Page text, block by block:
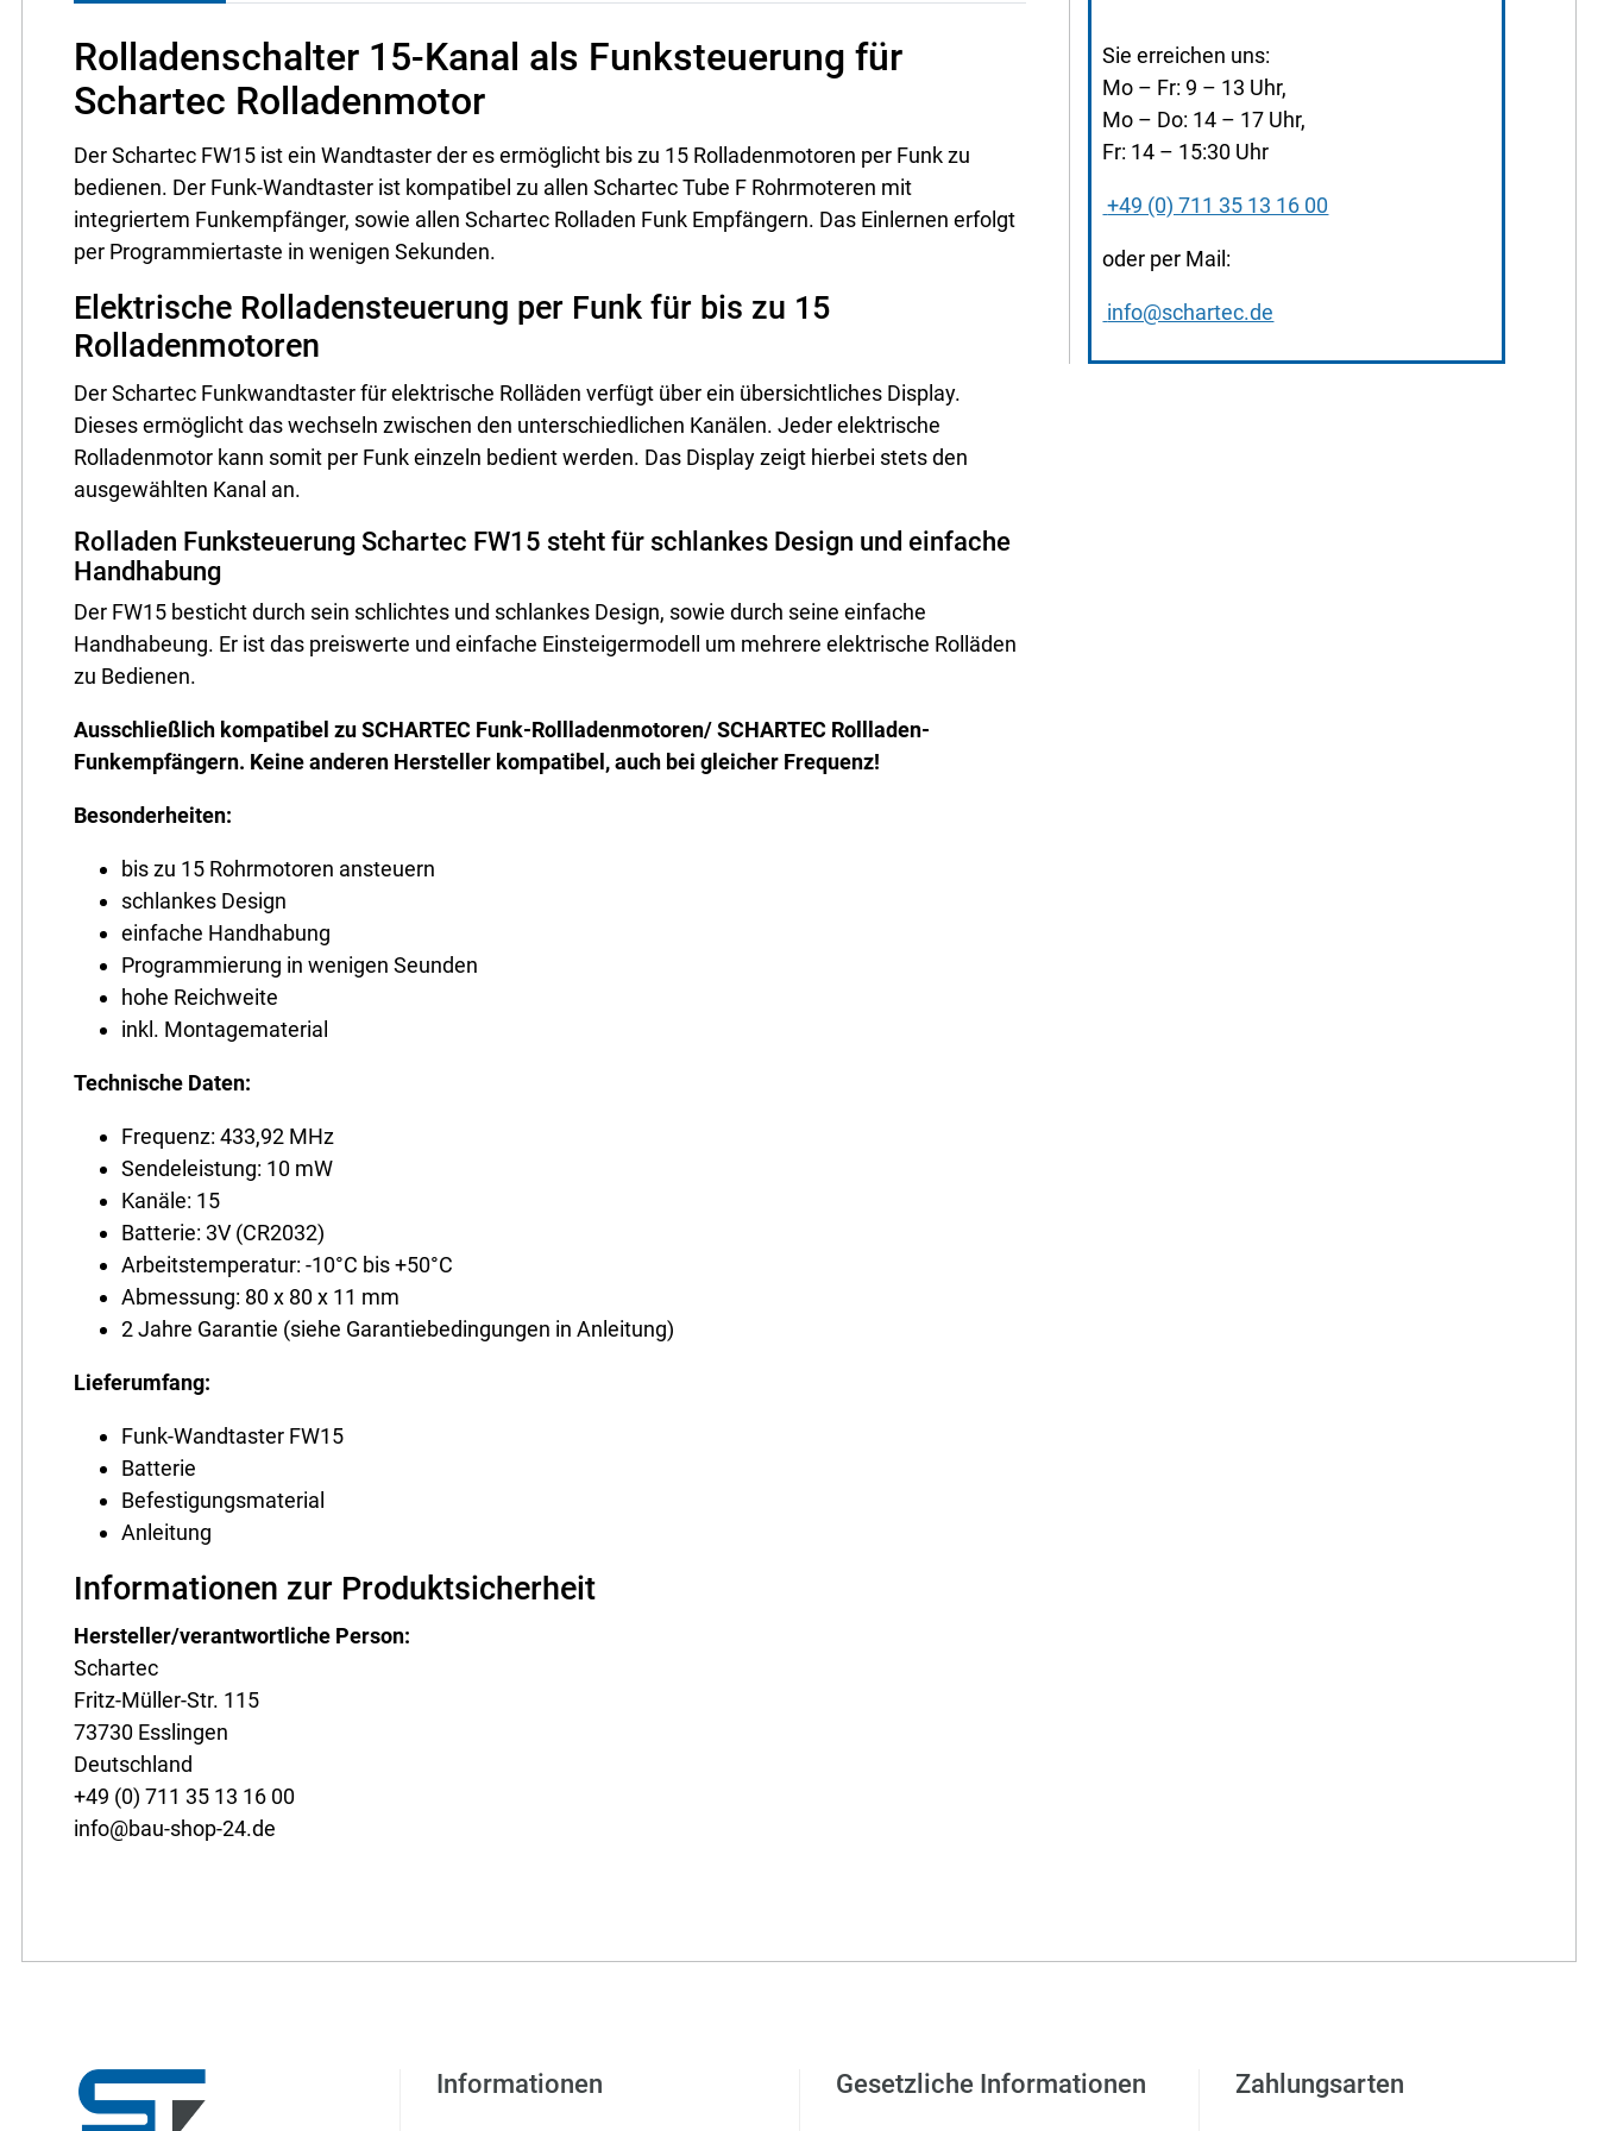
Rolladenschalter 15-Kanal als Funksteuerung für
Schartec Rolladenmotor
Der Schartec FW15 ist ein Wandtaster der es ermöglicht bis zu 15 Rolladenmotoren per Funk zu
bedienen. Der Funk-Wandtaster ist kompatibel zu allen Schartec Tube F Rohrmoteren mit
integriertem Funkempfänger, sowie allen Schartec Rolladen Funk Empfängern. Das Einlernen erfolgt
per Programmiertaste in wenigen Sekunden.
Elektrische Rolladensteuerung per Funk für bis zu 15
Rolladenmotoren
Der Schartec Funkwandtaster für elektrische Rolläden verfügt über ein übersichtliches Display.
Dieses ermöglicht das wechseln zwischen den unterschiedlichen Kanälen. Jeder elektrische
Rolladenmotor kann somit per Funk einzeln bedient werden. Das Display zeigt hierbei stets den
ausgewählten Kanal an.
Rolladen Funksteuerung Schartec FW15 steht für schlankes Design und einfache
Handhabung
Der FW15 besticht durch sein schlichtes und schlankes Design, sowie durch seine einfache
Handhabeung. Er ist das preiswerte und einfache Einsteigermodell um mehrere elektrische Rolläden
zu Bedienen.
Ausschließlich kompatibel zu SCHARTEC Funk-Rollladenmotoren/ SCHARTEC Rollladen-
Funkempfängern. Keine anderen Hersteller kompatibel, auch bei gleicher Frequenz!
Besonderheiten:
bis zu 15 Rohrmotoren ansteuern
schlankes Design
einfache Handhabung
Programmierung in wenigen Seunden
hohe Reichweite
inkl. Montagematerial
Technische Daten:
Frequenz: 433,92 MHz
Sendeleistung: 10 mW
Kanäle: 15
Batterie: 3V (CR2032)
Arbeitstemperatur: -10°C bis +50°C
Abmessung: 80 x 80 x 11 mm
2 Jahre Garantie (siehe Garantiebedingungen in Anleitung)
Lieferumfang:
Funk-Wandtaster FW15
Batterie
Befestigungsmaterial
Anleitung
Informationen zur Produktsicherheit
Hersteller/verantwortliche Person:
Schartec
Fritz-Müller-Str. 115
73730 Esslingen
Deutschland
+49 (0) 711 35 13 16 00
info@bau-shop-24.de
Sie erreichen uns:
Mo – Fr: 9 – 13 Uhr,
Mo – Do: 14 – 17 Uhr,
Fr: 14 – 15:30 Uhr
+49 (0) 711 35 13 16 00
oder per Mail:
info@schartec.de
Informationen Gesetzliche Informationen Zahlungsarten